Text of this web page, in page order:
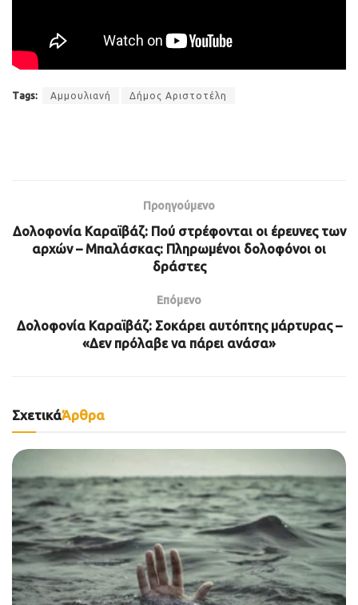
Tags: Αμμουλιανή Δήμος Αριστοτέλη
Προηγούμενο
Δολοφονία Καραϊβάζ: Πού στρέφονται οι έρευνες των
αρχών – Μπαλάσκας: Πληρωμένοι δολοφόνοι οι
δράστες
Επόμενο
Δολοφονία Καραϊβάζ: Σοκάρει αυτόπτης μάρτυρας –
«Δεν πρόλαβε να πάρει ανάσα»
ΣχετικάΆρθρα